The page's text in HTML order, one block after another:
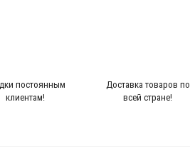
постоянным
клиентам!
Доставка товаров по
всей стране!